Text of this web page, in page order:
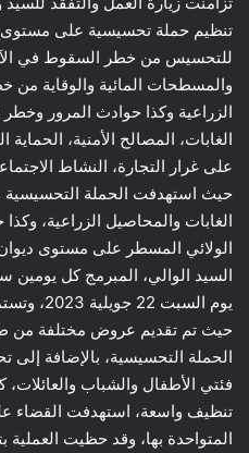
تنظيم حملة تحسيسية على
للتحسيس من خطر السقوط في
والمسطحات المائية والوقاية من
الزراعية وكذا حوادث المرور
الغابات، المصالح الأمنية، الحماية
على غرار التجارة، النشاط
حيث استهدفت الحملة
الغابات والمحاصيل الزراعية،
الولائي المسطر على مستوى
السيد الوالي، المبرمج كل يومين
حيث تم تقديم عروض مختلفة من
الحملة التحسيسية، بالإضافة
فئتي الأطفال والشباب
تنظيف واسعة، استهدفت القضاء
المتواحدة بها، وقد حظيت العملية